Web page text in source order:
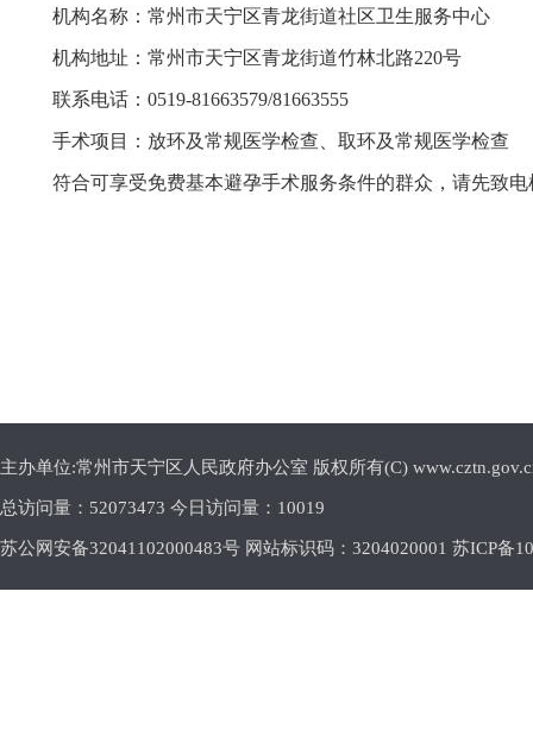
机构名称：常州市天宁区青龙街道社区卫生服务中心
机构地址：常州市天宁区青龙街道竹林北路220号
联系电话：0519-81663579/81663555
手术项目：放环及常规医学检查、取环及常规医学检查
符合可享受免费基本避孕手术服务条件的群众，请先致
主办单位:常州市天宁区人民政府办公室 版权所有(C)
总访问量： 52073473 今日访问量： 10019
苏公网安备32041102000483号 网站标识码：3204020001 苏ICP备